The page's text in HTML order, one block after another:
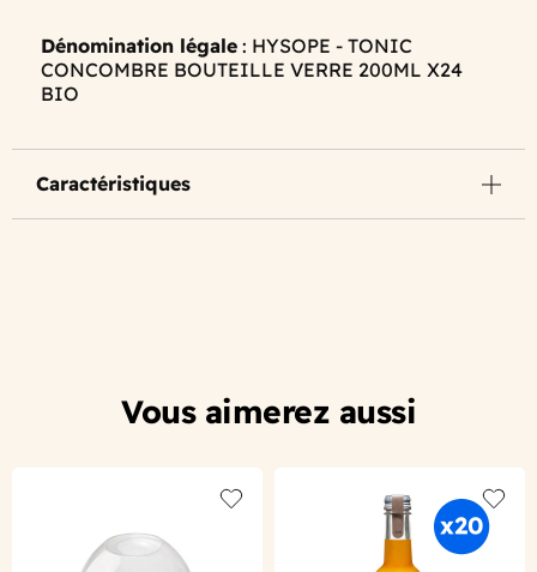
Dénomination légale : HYSOPE - TONIC
CONCOMBRE BOUTEILLE VERRE 200ML X24
BIO
Caractéristiques
Vous aimerez aussi
Add